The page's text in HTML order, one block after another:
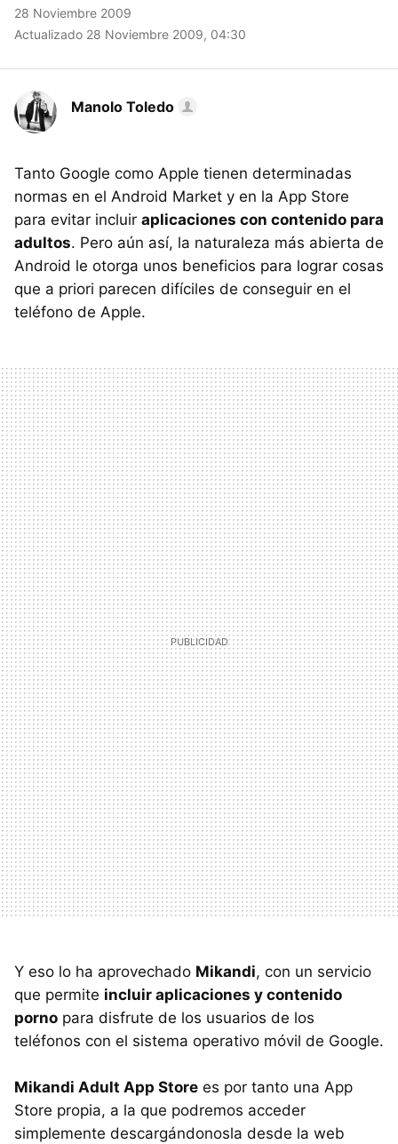
28 Noviembre 2009
Actualizado 28 Noviembre 2009, 04:30
Manolo Toledo
Tanto Google como Apple tienen determinadas
normas en el Android Market y en la App Store
para evitar incluir aplicaciones con contenido para
adultos. Pero aún así, la naturaleza más abierta de
Android le otorga unos beneficios para lograr cosas
que a priori parecen difíciles de conseguir en el
teléfono de Apple.
Y eso lo ha aprovechado Mikandi, con un servicio
que permite incluir aplicaciones y contenido
porno para disfrute de los usuarios de los
teléfonos con el sistema operativo móvil de Google.
Mikandi Adult App Store es por tanto una App
Store propia, a la que podremos acceder
simplemente descargándonosla desde la web